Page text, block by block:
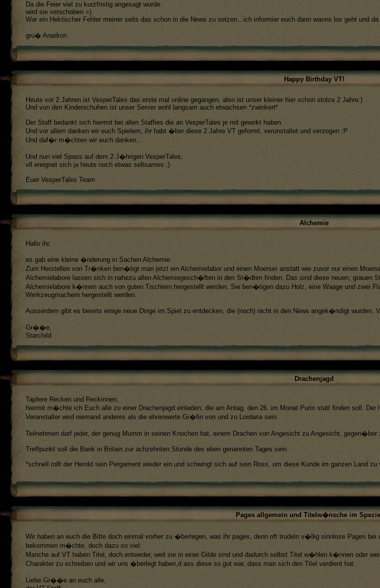
Da die Feier viel zu kurzfristig angesagt wurde
wird sie verschoben =)
War ein Hektischer Fehler meiner seits das schon in die News zu setzen...ich informier euch dann wanns los geht und
gru� Anarkon
Happy Birthday VT!
Heute vor 2 Jahren ist VesperTales das erste mal online gegangen, also ist unser kleiner hier schon stolze 2 Jahre:)
Und von den Kinderschuhen ist unser Server wohl langsam auch etwachsen *zwinkert*
Der Staff bedankt sich hiermit bei allen Staffies die an VesperTales je mit gewirkt haben.
Und vor allem danken wir euch Spielern, ihr habt �ber diese 2 Jahre VT geformt, verunstaltet und verzogen ;P
Und daf�r m�chten wir euch danken...
Und nun viel Spass auf dem 2 J�hrigen VesperTales,
vll ereignet sich ja heute noch etwas seltsames ;)
Euer VesperTales Team
Alchemie
Hallo ihr,
es gab eine kleine �nderung in Sachen Alchemie:
Zum Herstellen von Tr�nken ben�tigt man jetzt ein Alchemielabor und einen Moerser anstatt wie zuvor nur einen
Alchemielabore lassen sich in nahezu allen Alchemiegesch�ften in den St�dten finden. Das sind diese neuen, grauen
Alchemielabore k�nnen auch von guten Tischlern hergestellt werden. Sie ben�tigen dazu Holz, eine Waage und zwei
Werkzeugmachern hergestellt werden.
Ausserdem gibt es bereits einige neue Dinge im Spiel zu entdecken, die (noch) nicht in den News angek�ndigt
Gr��e,
Starchild
Drachenjagd
Tapfere Recken und Reckinnen,
hiermit m�chte ich Euch alle zu einer Drachenjagd einladen, die am Antag, den 26. im Monat Purin statt finden soll. Der
Veranstalter wird niemand anderes als die ehrenwerte Gr�fin von und zu Lordaria sein.
Teilnehmen darf jeder, der genug Mumm in seinen Knochen hat, einem Drachen von Angesicht zu Angesicht, gegen�ber
Treffpunkt soll die Bank in Britain zur achzehnten Stunde des eben genannten Tages sein.
*schnell rollt der Herold sein Pergament wieder ein und schwingt sich auf sein Ross, um diese Kunde im ganzen Land zu
Pages allgemein und Titelw�nsche im
Wir haben an euch die Bitte doch einmal vorher zu �berlegen, was ihr pages, denn oft trudeln v�llig sinnlose Pages bei
bekommen m�chte, doch dazu so viel:
Manche auf VT haben Titel, doch entweder, weil sie in einer Gilde sind und dadurch selbst Titel w�hlen k�nnen oder
Charakter zu schreiben und wir uns �berlegt haben,d ass diese so gut war, dass man sich den Titel verdient hat.
Liebe Gr��e an euch alle,